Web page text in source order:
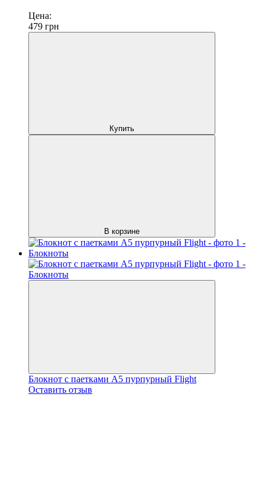
Цена:
479 грн
Купить
В корзине
Блокнот с паетками А5 пурпурный Flight
Оставить отзыв